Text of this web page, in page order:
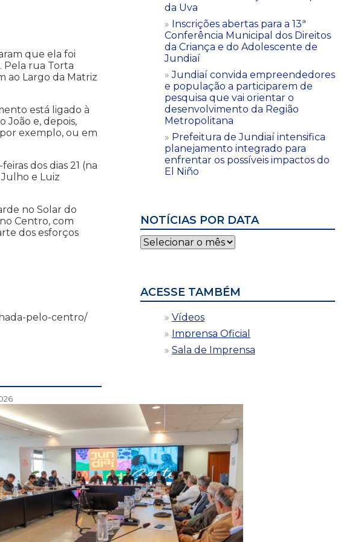
que ela foi
Pela rua Torta
ao Largo da Matriz
está ligado à
João e, depois,
exemplo, ou em
dos dias 21 (na
e Luiz
no Solar do
Centro, com
dos esforços
pelo-centro/
da Uva
Inscrições abertas para a 13ª
Conferência Municipal dos Direitos
da Criança e do Adolescente de
Jundiaí
Jundiaí convida empreendedores
e população a participarem de
pesquisa que vai orientar o
desenvolvimento da Região
Metropolitana
Prefeitura de Jundiaí intensifica
planejamento integrado para
enfrentar os possíveis impactos do
El Niño
NOTÍCIAS POR DATA
Notícias
por
ACESSE TAMBÉM
Vídeos
Imprensa Oficial
Sala de Imprensa